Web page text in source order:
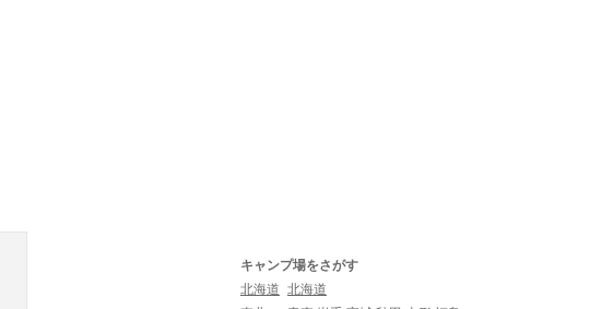
キャンプ場をさがす
北海道 北海道